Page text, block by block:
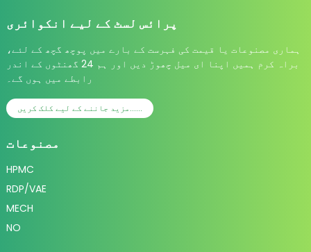
پرائس لسٹ کے لیے انکوائری
ہماری مصنوعات یا قیمت کی فہرست کے بارے میں پوچھ گچھ کے لئے،
براہ کرم ہمیں اپنا ای میل چھوڑ دیں اور ہم 24 گھنٹوں کے اندر
رابطے میں ہوں گے۔
مزید جاننے کے لیے کلک کریں......
مصنوعات
HPMC
RDP/VAE
MECH
NO